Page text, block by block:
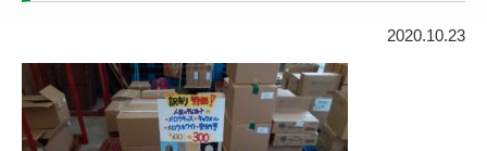
2020.10.23